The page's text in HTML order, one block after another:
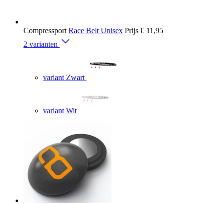
Compressport Race Belt Unisex Prijs € 11,95
2 varianten
variant Zwart
variant Wit